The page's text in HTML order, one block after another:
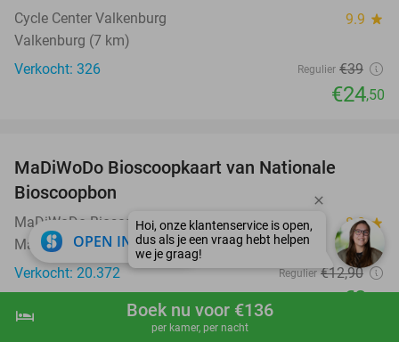
shopping_cart Boek nu
hotel Boek nu voor €136
per kamer, per nacht
Cycle Center Valkenburg 9.9 star
Valkenburg (7 km)
Verkocht: 326
Regulier €39
€24,50
MaDiWoDo Bioscoopkaart van Nationale
Bioscoopbon
MaDiWoDo Bioscoopkaart 8.8star
Maastricht
Verkocht: 20.372
Regulier €12,90
€8
OPEN IN APP close